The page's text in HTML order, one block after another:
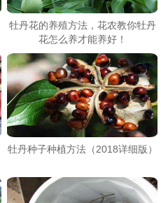
牡丹花的养殖方法，花农教你牡丹
花怎么养才能养好！
牡丹种子种植方法（2018详细版）